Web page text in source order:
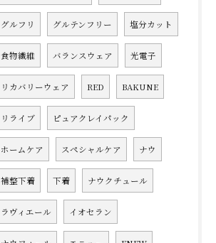
グルフリ グルテンフリー 塩分カット
食物繊維 バランスウェア 光電子
リカバリーウェア RED BAKUNE
リライブ ピュアクレイパック
ホームケア スペシャルケア ナウ
補整下着 下着 ナウクチュール
ラヴィエール イオセラン